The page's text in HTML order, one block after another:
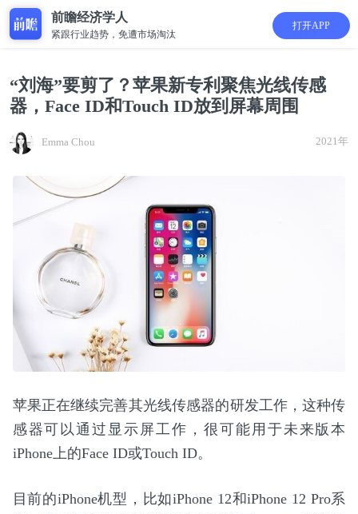
前瞻经济学人
紧跟行业趋势，免遭市场淘汰
打开APP
“刘海”要剪了？苹果新专利聚焦光线传感
器，Face ID和Touch ID放到屏幕周围
Emma Chou 2021年
苹果正在继续完善其光线传感器的研发工作，这种传
感器可以通过显示屏工作，很可能用于未来版本
iPhone上的Face ID或Touch ID。
目前的iPhone机型，比如iPhone 12和iPhone 12 Pro系